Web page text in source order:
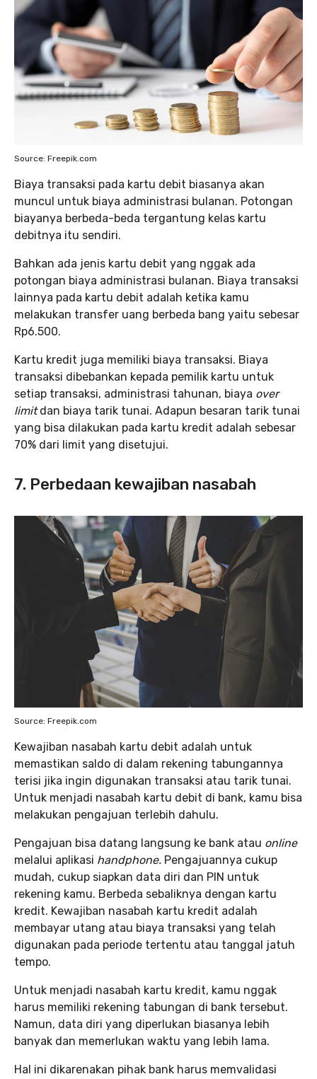
Source: Freepik.com
Biaya transaksi pada kartu debit biasanya akan
muncul untuk biaya administrasi bulanan. Potongan
biayanya berbeda-beda tergantung kelas kartu
debitnya itu sendiri.
Bahkan ada jenis kartu debit yang nggak ada
potongan biaya administrasi bulanan. Biaya transaksi
lainnya pada kartu debit adalah ketika kamu
melakukan transfer uang berbeda bang yaitu sebesar
Rp6.500.
Kartu kredit juga memiliki biaya transaksi. Biaya
transaksi dibebankan kepada pemilik kartu untuk
setiap transaksi, administrasi tahunan, biaya over
limitdan biaya tarik tunai. Adapun besaran tarik tunai
yang bisa dilakukan pada kartu kredit adalah sebesar
70% dari limit yang disetujui.
7. Perbedaan kewajiban nasabah
Source: Freepik.com
Kewajiban nasabah kartu debit adalah untuk
memastikan saldo di dalam rekening tabungannya
terisi jika ingin digunakan transaksi atau tarik tunai.
Untuk menjadi nasabah kartu debit di bank, kamu bisa
melakukan pengajuan terlebih dahulu.
Pengajuan bisa datang langsung ke bank atau online
melalui aplikasi handphone. Pengajuannya cukup
mudah, cukup siapkan data diri dan PIN untuk
rekening kamu. Berbeda sebaliknya dengan kartu
kredit. Kewajiban nasabah kartu kredit adalah
membayar utang atau biaya transaksi yang telah
digunakan pada periode tertentu atau tanggal jatuh
tempo.
Untuk menjadi nasabah kartu kredit, kamu nggak
harus memiliki rekening tabungan di bank tersebut.
Namun, data diri yang diperlukan biasanya lebih
banyak dan memerlukan waktu yang lebih lama.
Hal ini dikarenakan pihak bank harus memvalidasi